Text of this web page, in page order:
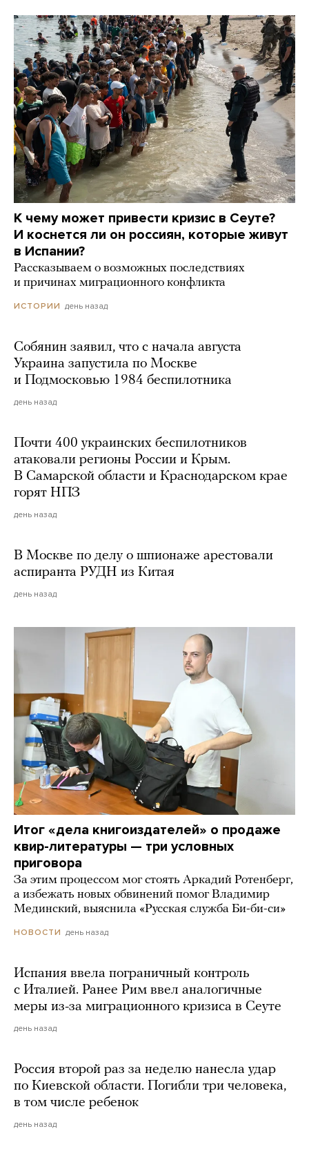
К чему может привести кризис в Сеуте?
И коснется ли он россиян, которые живут
в Испании?
Рассказываем о возможных последствиях
и причинах миграционного конфликта
ИСТОРИИ день назад
Собянин заявил, что с начала августа
Украина запустила по Москве
и Подмосковью 1984 беспилотника
день назад
Почти 400 украинских беспилотников
атаковали регионы России и Крым.
В Самарской области и Краснодарском крае
горят НПЗ
день назад
В Москве по делу о шпионаже арестовали
аспиранта РУДН из Китая
день назад
Итог «дела книгоиздателей» о продаже
квир-литературы — три условных
приговора
За этим процессом мог стоять Аркадий Ротенберг,
а избежать новых обвинений помог Владимир
Мединский, выяснила «Русская служба Би-би-си»
НОВОСТИ день назад
Испания ввела пограничный контроль
с Италией. Ранее Рим ввел аналогичные
меры из-за миграционного кризиса в Сеуте
день назад
Россия второй раз за неделю нанесла удар
по Киевской области. Погибли три человека,
в том числе ребенок
день назад